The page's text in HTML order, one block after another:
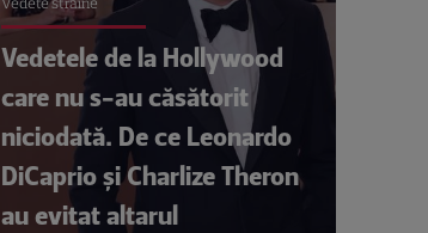
Vedetele de la Hollywood
care nu s-au căsătorit
niciodată. De ce Leonardo
DiCaprio și Charlize Theron
au evitat altarul